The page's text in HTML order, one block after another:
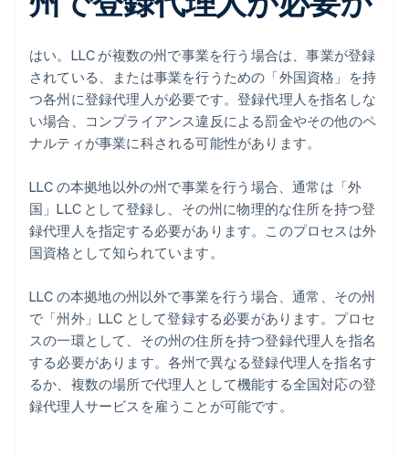
はい。LLC が複数の州で事業を行う場合は、事業が登録
されている、または事業を行うための「外国資格」を持
つ各州に登録代理人が必要です。登録代理人を指名しな
い場合、コンプライアンス違反による罰金やその他のペ
ナルティが事業に科される可能性があります。
LLC の本拠地以外の州で事業を行う場合、通常は「外
国」LLC として登録し、その州に物理的な住所を持つ登
録代理人を指定する必要があります。このプロセスは外
国資格として知られています。
LLC の本拠地の州以外で事業を行う場合、通常、その州
で「州外」LLC として登録する必要があります。プロセ
スの一環として、その州の住所を持つ登録代理人を指名
する必要があります。各州で異なる登録代理人を指名す
るか、複数の場所で代理人として機能する全国対応の登
録代理人サービスを雇うことが可能です。